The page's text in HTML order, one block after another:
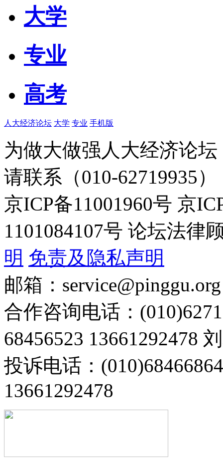
大学
专业
高考
人大经济论坛 大学 专业 手机版
为做大做强人大经济论
请联系（010-62719935）
京ICP备11001960号 京
1101084107号 论坛法律
明 免责及隐私声明
邮箱：service@pinggu.org
合作咨询电话：
68456523 13661292478
投诉电话：
13661292478